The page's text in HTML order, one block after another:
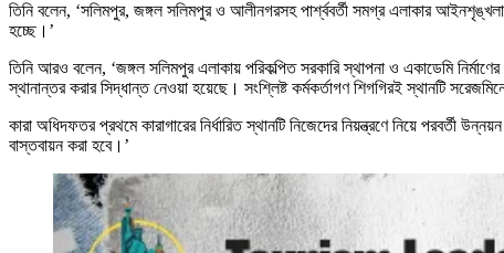
তিনি বলেন, ‘সলিমপুর, জঙ্গল সলিমপুর ও আলীনগরসহ পার্শ্ববর্তী সমগ্র এলাকার
হচ্ছে।’
তিনি আরও বলেন, ‘জঙ্গল সলিমপুর এলাকায় পরিকল্পিত সরকারি স্থাপনা ও একাডেমি
স্থানান্তর করার সিদ্ধান্ত নেওয়া হয়েছে। সংশ্লিষ্ট কর্মকর্তাগণ শিগগিরই স্থানটি
কারা অধিদফতর প্রথমে কারাগারের নির্ধারিত স্থানটি নিজেদের নিয়ন্ত্রণে নিয়ে পরবর্তী
বাস্তবায়ন করা হবে।’